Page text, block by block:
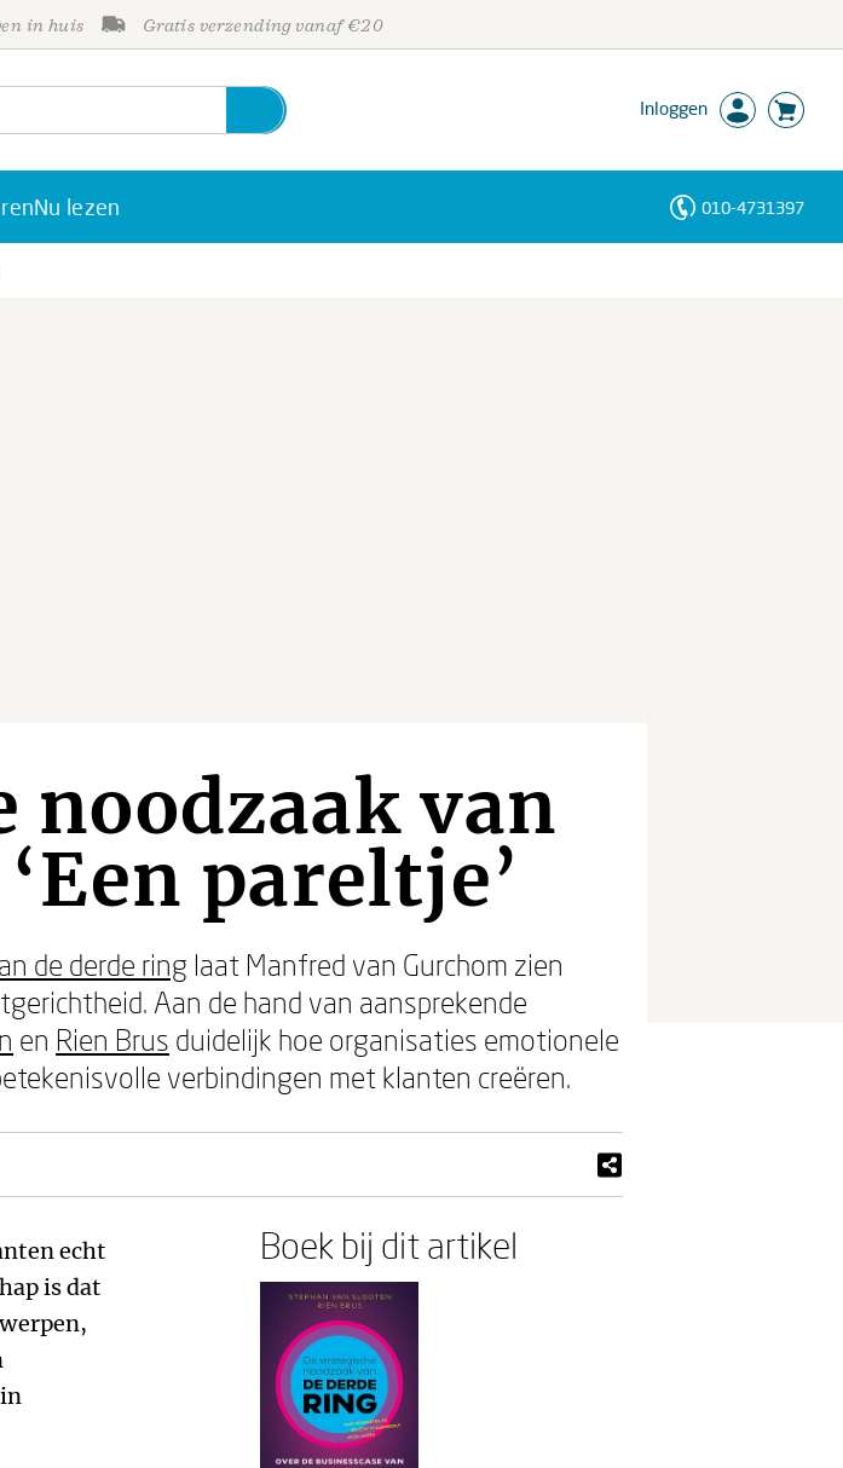
in huis Gratis verzending vanaf €20
Inloggen
Nu lezen 010-4731397
noodzaak van
pareltje’
de derde ring laat Manfred van Gurchom zien
Aan de hand van aansprekende
en Rien Brus duidelijk hoe organisaties emotionele
verbindingen met klanten creëren.
echt
is dat
Boek bij dit artikel
Personen